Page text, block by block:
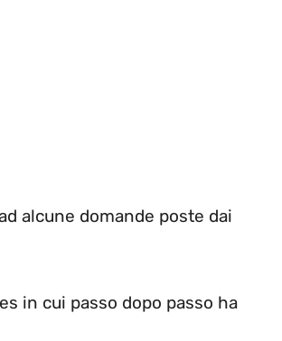
alcune domande poste dai
in cui passo dopo passo ha